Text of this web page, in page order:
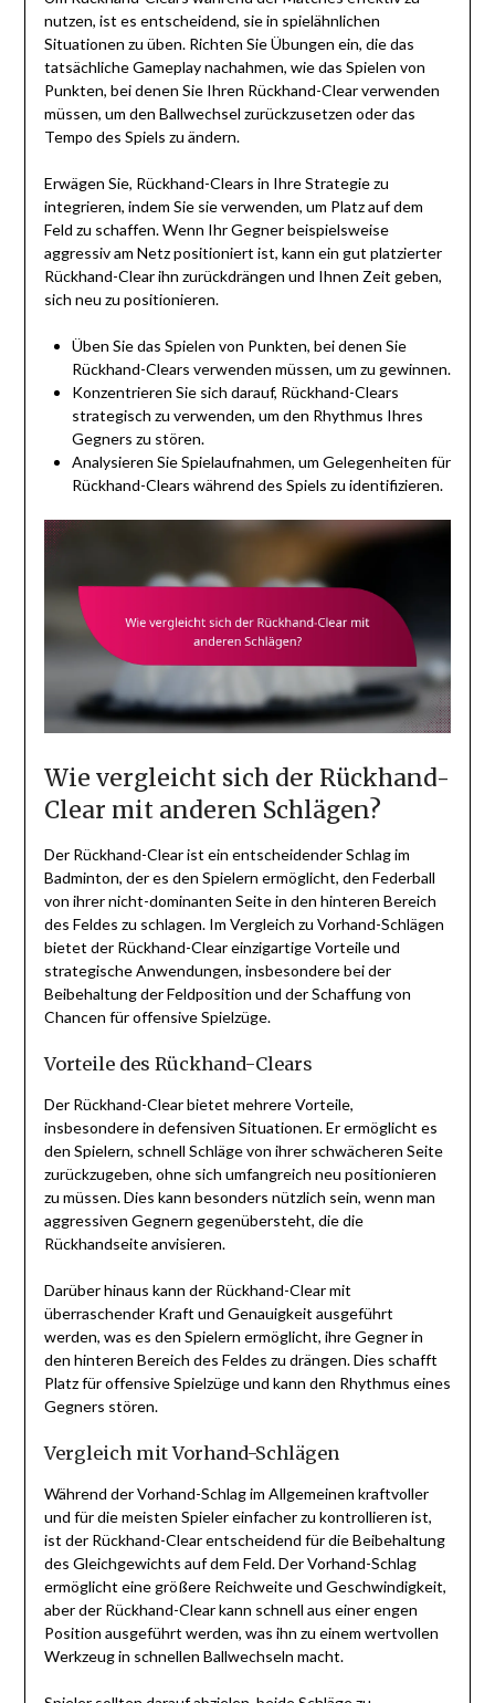
nutzen, ist es entscheidend, sie in spielähnlichen
Situationen zu üben. Richten Sie Übungen ein, die das
tatsächliche Gameplay nachahmen, wie das Spielen von
Punkten, bei denen Sie Ihren Rückhand-Clear verwenden
müssen, um den Ballwechsel zurückzusetzen oder das
Tempo des Spiels zu ändern.
Erwägen Sie, Rückhand-Clears in Ihre Strategie zu
integrieren, indem Sie sie verwenden, um Platz auf dem
Feld zu schaffen. Wenn Ihr Gegner beispielsweise
aggressiv am Netz positioniert ist, kann ein gut platzierter
Rückhand-Clear ihn zurückdrängen und Ihnen Zeit geben,
sich neu zu positionieren.
Üben Sie das Spielen von Punkten, bei denen Sie
Rückhand-Clears verwenden müssen, um zu gewinnen.
Konzentrieren Sie sich darauf, Rückhand-Clears
strategisch zu verwenden, um den Rhythmus Ihres
Gegners zu stören.
Analysieren Sie Spielaufnahmen, um Gelegenheiten für
Rückhand-Clears während des Spiels zu identifizieren.
Wie vergleicht sich der Rückhand-
Clear mit anderen Schlägen?
Der Rückhand-Clear ist ein entscheidender Schlag im
Badminton, der es den Spielern ermöglicht, den Federball
von ihrer nicht-dominanten Seite in den hinteren Bereich
des Feldes zu schlagen. Im Vergleich zu Vorhand-Schlägen
bietet der Rückhand-Clear einzigartige Vorteile und
strategische Anwendungen, insbesondere bei der
Beibehaltung der Feldposition und der Schaffung von
Chancen für offensive Spielzüge.
Vorteile des Rückhand-Clears
Der Rückhand-Clear bietet mehrere Vorteile,
insbesondere in defensiven Situationen. Er ermöglicht es
den Spielern, schnell Schläge von ihrer schwächeren Seite
zurückzugeben, ohne sich umfangreich neu positionieren
zu müssen. Dies kann besonders nützlich sein, wenn man
aggressiven Gegnern gegenübersteht, die die
Rückhandseite anvisieren.
Darüber hinaus kann der Rückhand-Clear mit
überraschender Kraft und Genauigkeit ausgeführt
werden, was es den Spielern ermöglicht, ihre Gegner in
den hinteren Bereich des Feldes zu drängen. Dies schafft
Platz für offensive Spielzüge und kann den Rhythmus eines
Gegners stören.
Vergleich mit Vorhand-Schlägen
Während der Vorhand-Schlag im Allgemeinen kraftvoller
und für die meisten Spieler einfacher zu kontrollieren ist,
ist der Rückhand-Clear entscheidend für die Beibehaltung
des Gleichgewichts auf dem Feld. Der Vorhand-Schlag
ermöglicht eine größere Reichweite und Geschwindigkeit,
aber der Rückhand-Clear kann schnell aus einer engen
Position ausgeführt werden, was ihn zu einem wertvollen
Werkzeug in schnellen Ballwechseln macht.